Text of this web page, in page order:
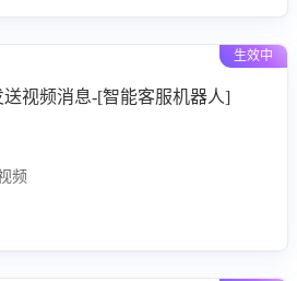
生效中
视频消息-[智能客服机器人]
频